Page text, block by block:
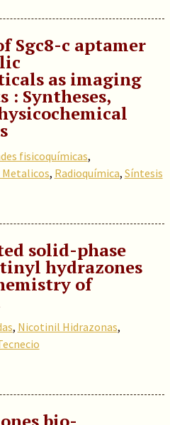
Sgc8-c aptamer
as imaging
: Syntheses,
fisicoquímicas,
, Radioquímica, Síntesis
solid-phase
hydrazones
of
, Nicotinil Hidrazonas,